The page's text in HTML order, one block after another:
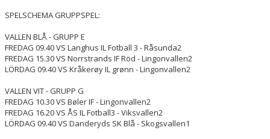
SPELSCHEMA GRUPPSPEL:
VALLEN BLÅ - GRUPP E
FREDAG 09.40 VS Langhus IL Fotball 3 - Råsunda2
FREDAG 15.30 VS Norrstrands IF Röd - Lingonvallen2
LÖRDAG 09.40 VS Kråkerøy IL grønn - Lingonvallen2
VALLEN VIT - GRUPP G
FREDAG 10.30 VS Bøler IF - Lingonvallen2
FREDAG 16.20 VS ÅS IL Fotball3 - Viksvallen2
LÖRDAG 09.40 VS Danderyds SK Blå - Skogsvallen1